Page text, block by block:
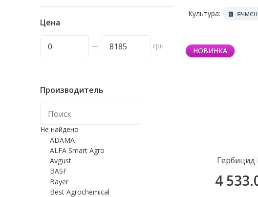
Цена
— грн
Производитель
Не найдено
ADAMA
ALFA Smart Agro
Avgust
BASF
Bayer
Best Agrochemical
Культура:
НОВИНКА
4